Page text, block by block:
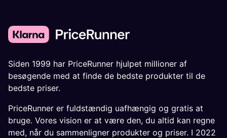
Siden 1999 har PriceRunner hjulpet millioner af
besøgende med at finde de bedste produkter til de
bedste priser.
PriceRunner er fuldstændig uafhængig og gratis at
bruge. Vores vision er at være den, du altid kan regne
med, når du sammenligner produkter og priser. I 2022